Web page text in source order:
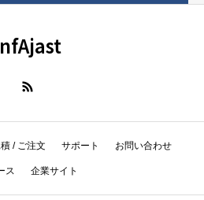
/ ご注文 サポート お問い合わせ
ス 企業サイト